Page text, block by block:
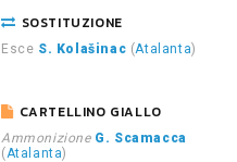
SOSTITUZIONE
Esce S. Kolašinac (Atalanta)
CARTELLINO GIALLO
Ammonizione G. Scamacca
(Atalanta)